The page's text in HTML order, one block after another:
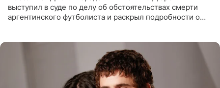
выступил в суде по делу об обстоятельствах смерти
аргентинского футболиста и раскрыл подробности о